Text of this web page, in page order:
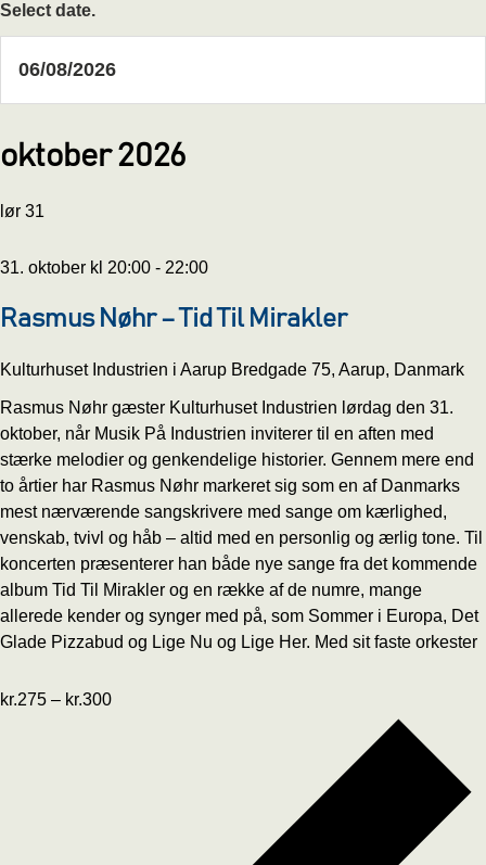
Select date.
oktober 2026
lør 31
31. oktober kl 20:00 - 22:00
Rasmus Nøhr – Tid Til Mirakler
Kulturhuset Industrien i Aarup Bredgade 75, Aarup, Danmark
Rasmus Nøhr gæster Kulturhuset Industrien lørdag den 31.
oktober, når Musik På Industrien inviterer til en aften med
stærke melodier og genkendelige historier. Gennem mere end
to årtier har Rasmus Nøhr markeret sig som en af Danmarks
mest nærværende sangskrivere med sange om kærlighed,
venskab, tvivl og håb – altid med en personlig og ærlig tone. Til
koncerten præsenterer han både nye sange fra det kommende
album Tid Til Mirakler og en række af de numre, mange
allerede kender og synger med på, som Sommer i Europa, Det
Glade Pizzabud og Lige Nu og Lige Her. Med sit faste orkester
kr.275 – kr.300